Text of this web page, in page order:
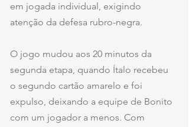
em jogada individual, exigindo
atenção da defesa rubro-negra.
O jogo mudou aos 20 minutos da
segunda etapa, quando Ítalo recebeu
o segundo cartão amarelo e foi
expulso, deixando a equipe de Bonito
com um jogador a menos. Com